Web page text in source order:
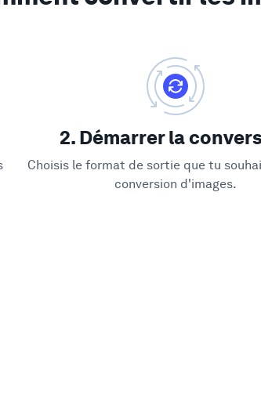
2. Démarrer la
Choisis le format de sortie que tu
conversion d'images.